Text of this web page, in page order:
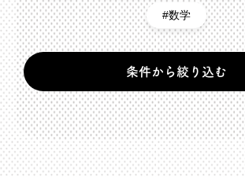
数学
条件から絞り込む